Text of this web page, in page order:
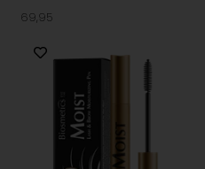
69,95